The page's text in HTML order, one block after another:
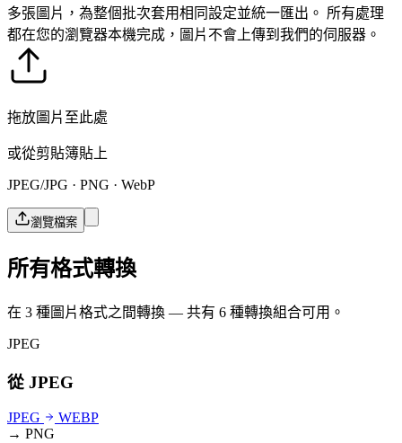
多張圖片，為整個批次套用相同設定並統一匯出。 所有處理
都在您的瀏覽器本機完成，圖片不會上傳到我們的伺服器。
拖放圖片至此處
或從剪貼簿貼上
JPEG/JPG · PNG · WebP
瀏覽檔案
所有格式轉換
在 3 種圖片格式之間轉換 — 共有 6 種轉換組合可用。
JPEG
從 JPEG
JPEG
WEBP
→ PNG